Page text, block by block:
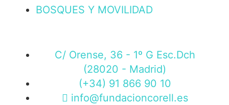
BOSQUES Y MOVILIDAD
C/ Orense, 36 - 1º G Esc.Dch
(28020 - Madrid)
(+34) 91 866 90 10
info@fundacioncorell.es